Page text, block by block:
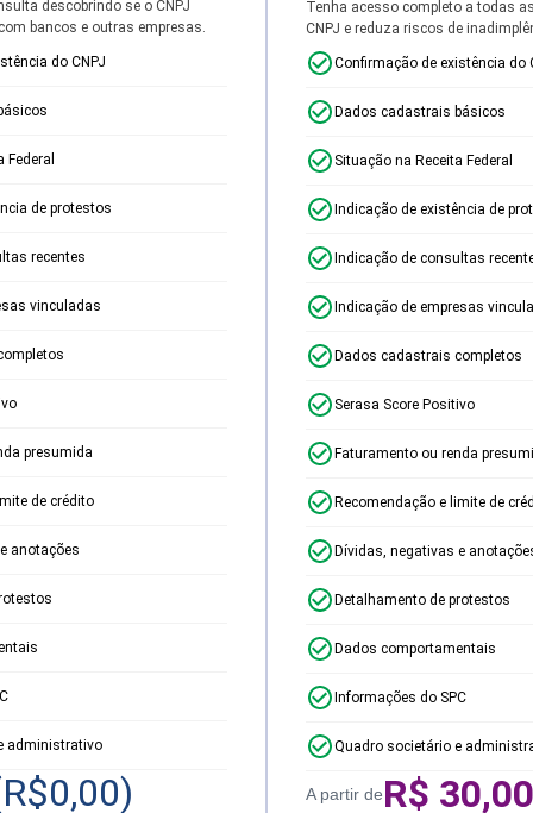
descobrindo se o CNPJ
bancos e outras empresas.
do CNPJ
de protestos
recentes
vinculadas
presumida
de crédito
anotações
administrativo
0,00)
Tenha acesso completo a todas
CNPJ e reduza riscos de
Confirmação de existência do
Dados cadastrais básicos
Situação na Receita Federal
Indicação de existência de
Indicação de consultas
Indicação de empresas
Dados cadastrais completos
Serasa Score Positivo
Faturamento ou renda
Recomendação e limite de
Dívidas, negativas e
Detalhamento de protestos
Dados comportamentais
Informações do SPC
Quadro societário e
A partir deR$ 30,00